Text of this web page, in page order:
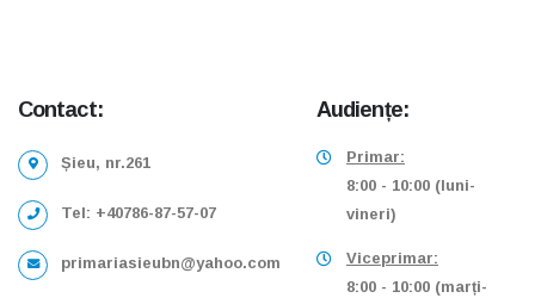
Contact:
Șieu, nr.261
Tel: +40786-87-57-07
primariasieubn@yahoo.com
Audiențe:
Primar:
8:00 - 10:00 (luni-
vineri)
Viceprimar:
8:00 - 10:00 (marți-